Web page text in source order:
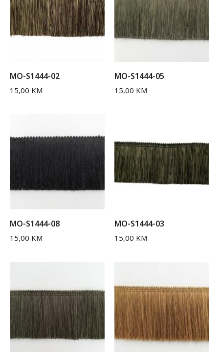
MO-S1444-02
15,00 KM
MO-S1444-05
15,00 KM
MO-S1444-08
15,00 KM
MO-S1444-03
15,00 KM